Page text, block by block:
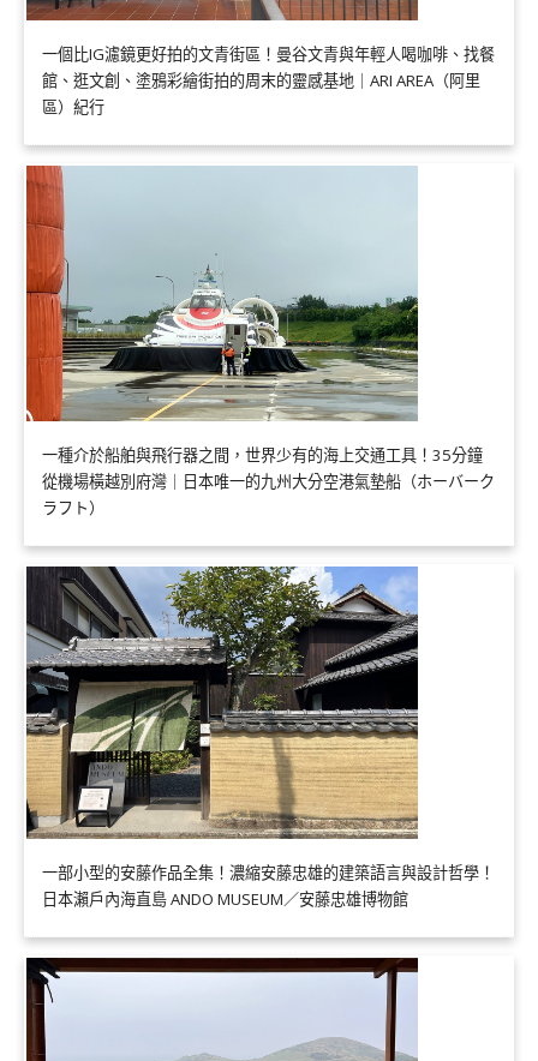
一個比IG濾鏡更好拍的文青街區！曼谷文青與年輕人喝咖啡、找餐
館、逛文創、塗鴉彩繪街拍的周末的靈感基地｜ARI AREA（阿里
區）紀行
一種介於船舶與飛行器之間，世界少有的海上交通工具！35分鐘
從機場橫越別府灣｜日本唯一的九州大分空港氣墊船（ホーバーク
ラフト）
一部小型的安藤作品全集！濃縮安藤忠雄的建築語言與設計哲學！
日本瀨戶內海直島 ANDO MUSEUM／安藤忠雄博物館